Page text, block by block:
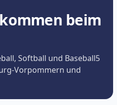
beim
Softball und Baseball5
Vorpommern und